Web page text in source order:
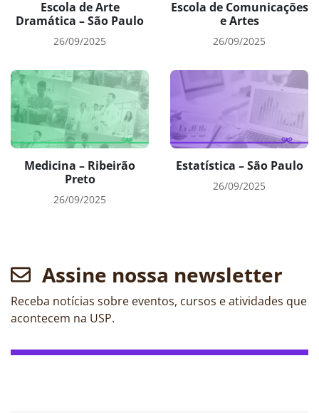
Escola de Arte
Dramática – São Paulo
26/09/2025
Escola de Comunicações
e Artes
26/09/2025
Medicina – Ribeirão
Preto
26/09/2025
Estatística – São Paulo
26/09/2025
Assine nossa newsletter
Receba notícias sobre eventos, cursos e atividades que
acontecem na USP.